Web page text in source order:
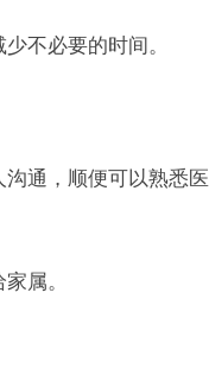
不必要的时间。
通，顺便可以熟悉医
属。